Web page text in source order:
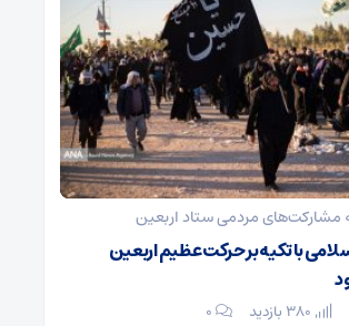
مشارکت‌های مردمی ستاد اربعین
با تکیه بر حرکت عظیم اربعین
۰